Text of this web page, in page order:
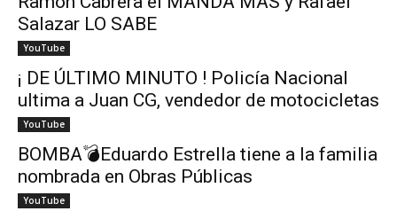
Salazar LO SABE
YouTube
¡ DE ÚLTIMO MINUTO ! Policía Nacional
ultima a Juan CG, vendedor de motocicletas
YouTube
BOMBA💣Eduardo Estrella tiene a la familia
nombrada en Obras Públicas
YouTube